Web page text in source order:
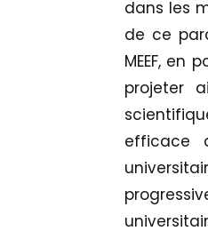
dans les
de ce
MEEF,
projeter
efficace